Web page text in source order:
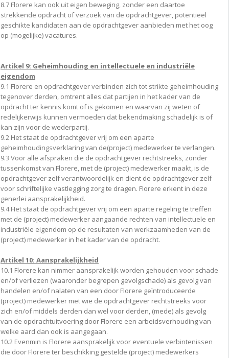
8.7 Florere kan ook uit eigen beweging, zonder een daartoe
strekkende opdracht of verzoek van de opdrachtgever, potentieel
geschikte kandidaten aan de opdrachtgever aanbieden met het oog
op (mogelijke) vacatures.
Artikel 9: Geheimhouding en intellectuele en industriële
eigendom
9.1 Florere en opdrachtgever verbinden zich tot strikte geheimhouding
tegenover derden, omtrent alles dat partijen in het kader van de
opdracht ter kennis komt of is gekomen en waarvan zij weten of
redelijkerwijs kunnen vermoeden dat bekendmaking schadelijk is of
kan zijn voor de wederpartij.
9.2 Het staat de opdrachtgever vrij om een aparte
geheimhoudingsverklaring van de(project) medewerker te verlangen.
9.3 Voor alle afspraken die de opdrachtgever rechtstreeks, zonder
tussenkomst van Florere, met de (project) medewerker maakt, is de
opdrachtgever zelf verantwoordelijk en dient de opdrachtgever zelf
voor schriftelijke vastlegging zorg te dragen. Florere erkent in deze
generlei aansprakelijkheid.
9.4 Het staat de opdrachtgever vrij om een aparte regeling te treffen
met de (project) medewerker aangaande rechten van intellectuele en
industriële eigendom op de resultaten van werkzaamheden van de
(project) medewerker in het kader van de opdracht.
Artikel 10: Aansprakelijkheid
10.1 Florere kan nimmer aansprakelijk worden gehouden voor schade
en/of verliezen (waaronder begrepen gevolgschade) als gevolg van
handelen en/of nalaten van een door Florere geïntroduceerde
(project) medewerker met wie de opdrachtgever rechtstreeks voor
zich en/of middels derden dan wel voor derden, (mede) als gevolg
van de opdrachtuitvoering door Florere een arbeidsverhouding van
welke aard dan ook is aangegaan.
10.2 Evenmin is Florere aansprakelijk voor eventuele verbintenissen
die door Florere ter beschikking gestelde (project) medewerkers